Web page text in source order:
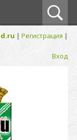
| Регистрация |
Вход